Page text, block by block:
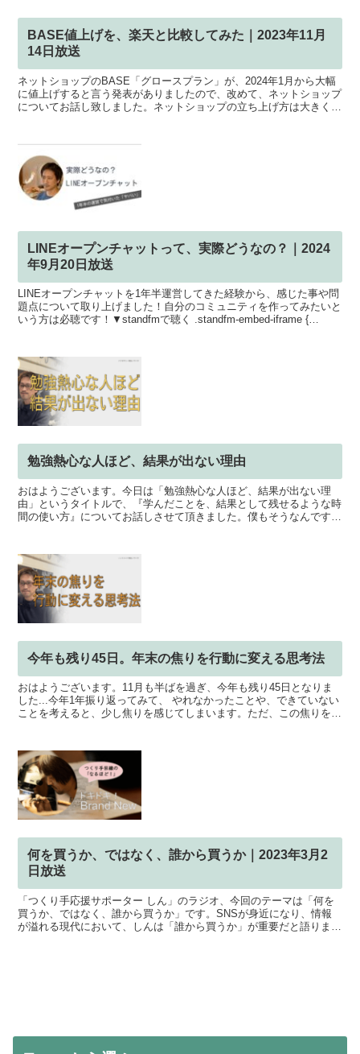
BASE値上げを、楽天と比較してみた｜2023年11月
14日放送
ネットショップのBASE「グロースプラン」が、2024年1月から大幅
に値上げすると言う発表がありましたので、改めて、ネットショップ
についてお話し致しました。ネットショップの立ち上げ方は大きく分
LINEオープンチャットって、実際どうなの？｜2024
年9月20日放送
LINEオープンチャットを1年半運営してきた経験から、感じた事や問
題点について取り上げました！自分のコミュニティを作ってみたいと
いう方は必聴です！▼standfmで聴く .standfm-embed-iframe {
勉強熱心な人ほど、結果が出ない理由
おはようございます。今日は「勉強熱心な人ほど、結果が出ない理
由」というタイトルで、『学んだことを、結果として残せるような時
間の使い方』についてお話しさせて頂きました。僕もそうなんです
今年も残り45日。年末の焦りを行動に変える思考法
おはようございます。11月も半ばを過ぎ、今年も残り45日となりま
した...今年1年振り返ってみて、 やれなかったことや、できていない
ことを考えると、少し焦りを感じてしまいます。ただ、この焦りを、
何を買うか、ではなく、誰から買うか｜2023年3月2
日放送
「つくり手応援サポーター しん」のラジオ、今回のテーマは「何を
買うか、ではなく、誰から買うか」です。SNSが身近になり、情報
が溢れる現代において、しんは「誰から買うか」が重要だと語りま